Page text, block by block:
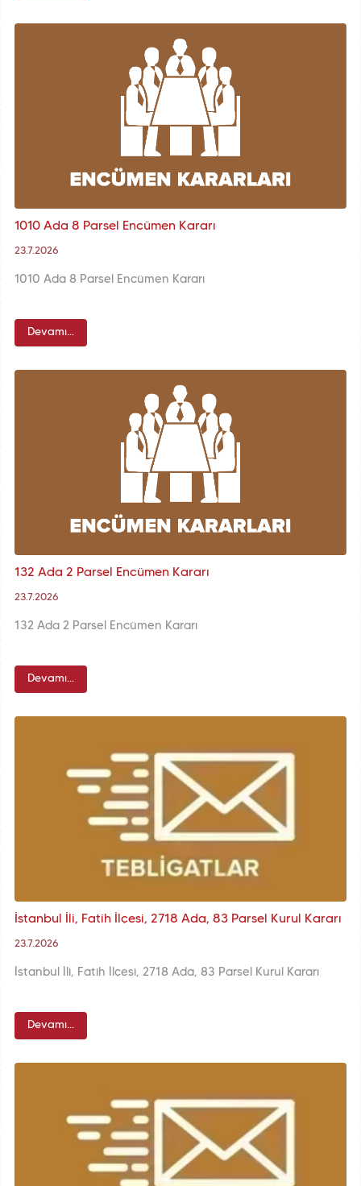
1010 Ada 8 Parsel Encümen Kararı
23.7.2026
1010 Ada 8 Parsel Encümen Kararı
Devamı...
132 Ada 2 Parsel Encümen Kararı
23.7.2026
132 Ada 2 Parsel Encümen Kararı
Devamı...
İstanbul İli, Fatih İlçesi, 2718 Ada, 83 Parsel Kurul Kararı
23.7.2026
İstanbul İli, Fatih İlçesi, 2718 Ada, 83 Parsel Kurul Kararı
Devamı...